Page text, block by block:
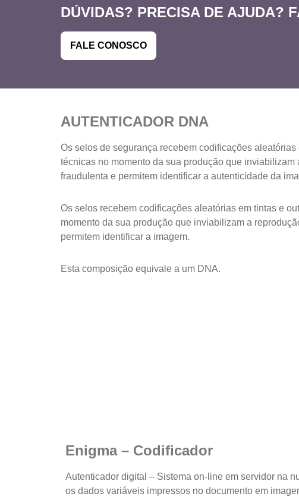
DÚVIDAS? PRECISA DE AJUDA?
FALE CONOSCO
AUTENTICADOR DNA
Os selos de segurança recebem codificações aleatórias
técnicas no momento da sua produção que inviabilizam
fraudulenta e permitem identificar a autenticidade da
Os selos recebem codificações aleatórias em tintas e
momento da sua produção que inviabilizam a
permitem identificar a imagem.
Esta composição equivale a um DNA.
Enigma – Codificador
Autenticador digital – Sistema on-line em servidor na
os dados variáveis impressos no documento em